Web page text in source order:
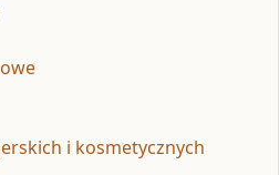
i kosmetycznych